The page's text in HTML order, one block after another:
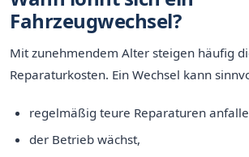
Fahrzeugwechsel?
Mit zunehmendem Alter steigen häufig
Reparaturkosten. Ein Wechsel kann
regelmäßig teure Reparaturen
der Betrieb wächst,